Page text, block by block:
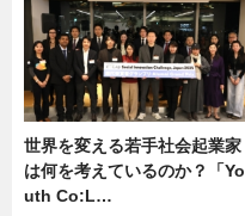
世界を変える若手社会起業家
は何を考えているのか？「Yo
uth Co:L…